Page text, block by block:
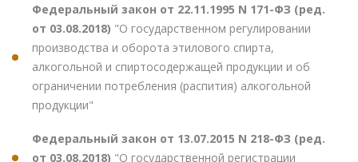
Федеральный закон от 22.11.1995 N 171-ФЗ (ред.
от 03.08.2018) "О государственном регулировании
производства и оборота этилового спирта,
алкогольной и спиртосодержащей продукции и об
ограничении потребления (распития) алкогольной
продукции"
Федеральный закон от 13.07.2015 N 218-ФЗ (ред.
от 03.08.2018) "О государственной регистрации